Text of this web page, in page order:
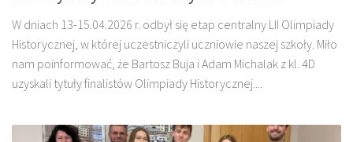
W dniach 13-15.04.2026 r. odbył się etap centralny LII Olimpiady
Historycznej, w której uczestniczyli uczniowie naszej szkoły. Miło
nam poinformować, że Bartosz Buja i Adam Michalak z kl. 4D
uzyskali tytuły finalistów Olimpiady Historycznej....